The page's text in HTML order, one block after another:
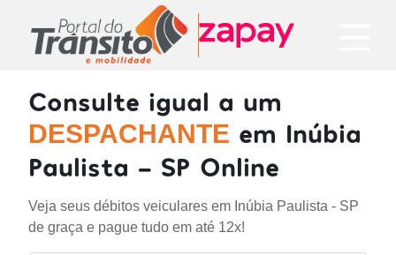
Consulte igual a um
DESPACHANTE em Inúbia
Paulista - SP Online
Veja seus débitos veiculares em Inúbia Paulista - SP
de graça e pague tudo em até 12x!